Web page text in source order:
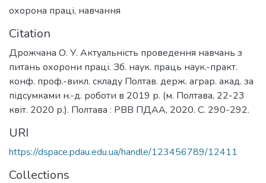
охорона праці, навчання
Citation
Дрожчана О. У. Актуальність проведення навчань з
питань охорони праці. Зб. наук. праць наук.-практ.
конф. проф.-викл. складу Полтав. держ. аграр. акад. за
підсумками н.-д. роботи в 2019 р. (м. Полтава, 22-23
квіт. 2020 р.). Полтава : РВВ ПДАА, 2020. С. 290-292.
URI
https://dspace.pdau.edu.ua/handle/123456789/12411
Collections